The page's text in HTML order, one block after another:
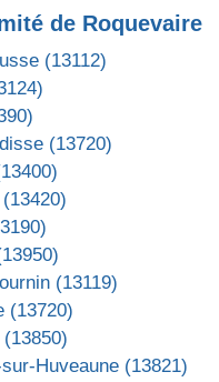
de Roquevaire
(13112)
(13720)
(13119)
(13720)
Huveaune (13821)